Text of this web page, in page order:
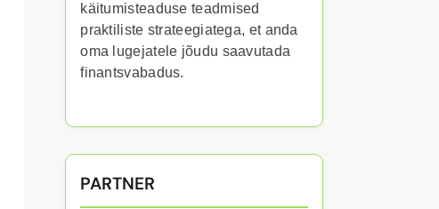
käitumisteaduse teadmised
praktiliste strateegiatega, et anda
oma lugejatele jõudu saavutada
finantsvabadus.
PARTNER